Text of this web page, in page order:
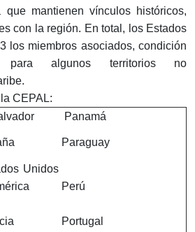
mantienen vínculos históricos,
con la región. En total, los Estados
los miembros asociados, condición
para algunos territorios no
CEPAL:
Panamá
Paraguay
Unidos
Perú
Portugal